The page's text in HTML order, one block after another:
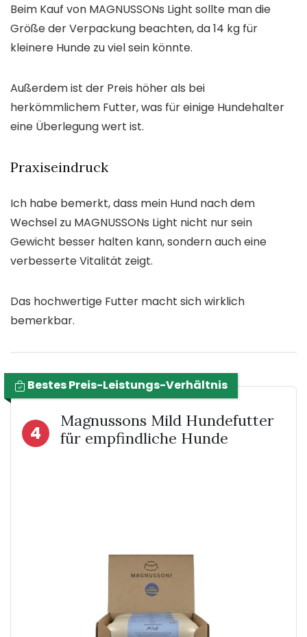
Beim Kauf von MAGNUSSONs Light sollte man die
Größe der Verpackung beachten, da 14 kg für
kleinere Hunde zu viel sein könnte.
Außerdem ist der Preis höher als bei
herkömmlichem Futter, was für einige Hundehalter
eine Überlegung wert ist.
Praxiseindruck
Ich habe bemerkt, dass mein Hund nach dem
Wechsel zu MAGNUSSONs Light nicht nur sein
Gewicht besser halten kann, sondern auch eine
verbesserte Vitalität zeigt.
Das hochwertige Futter macht sich wirklich
bemerkbar.
Bestes Preis-Leistungs-Verhältnis
4
Magnussons Mild Hundefutter
für empfindliche Hunde